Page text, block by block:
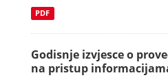
PDF
Godisnje izvjesce o
na pristup